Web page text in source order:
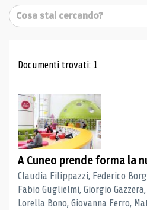
Cerca
Risultati di
Documenti trovati: 1
A Cuneo prende forma la
Claudia Filippazzi, Federico
Fabio Guglielmi, Giorgio
Lorella Bono, Giovanna Ferro,